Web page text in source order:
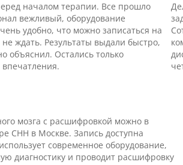
началом терапии. Все прошло
вежливый, оборудование
удобно, что можно записаться на
ждать. Результаты выдали быстро,
объяснил. Остались только
мозга с расшифровкой можно в
CHH в Москве. Запись доступна
современное оборудование,
диагностику и проводит расшифровку